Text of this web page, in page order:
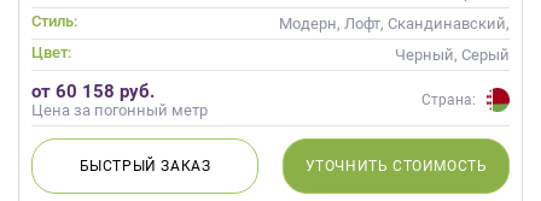
Стиль:
Модерн, Лофт, Скандинавский,
Хай-тек, Неоклассика,
Современные
Цвет: Черный, Серый
от 60 158 руб.
Цена за погонный метр
Страна:
БЫСТРЫЙЗАКАЗ УТОЧНИТЬ СТОИМОСТЬ